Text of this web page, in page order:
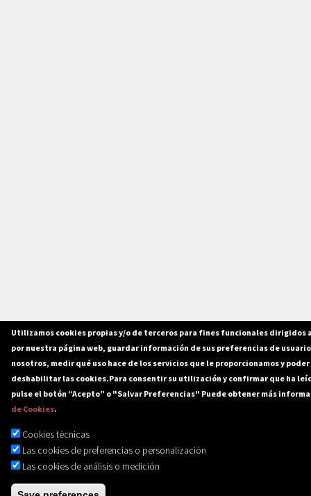
Utilizamos cookies propias y/o de terceros para fines funcionales dirigidos
por nuestra página web, guardar información de sus preferencias de
nosotros, medir qué uso hace de los servicios que le proporcionamos y
deshabilitar las cookies.Para consentir su utilización y confirmar que ha
pulse el botón “Acepto” o "Salvar Preferencias" Puede obtener más
de Cookies.
Cookies técnicas
Las cookies de preferencias o personalización
Las cookies de análisis o medición